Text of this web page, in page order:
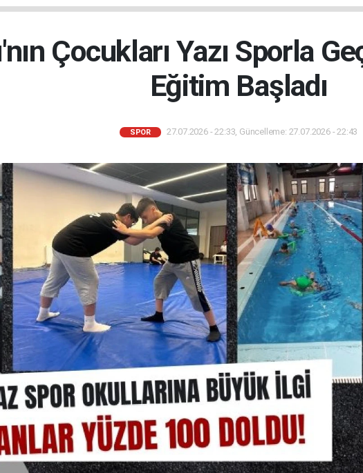
Çocukları Yazı Sporla
Eğitim Başladı
SPOR 27.07.2026 - 22:33, Güncelleme: 27.07.2026 - 22:43